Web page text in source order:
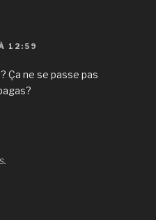
12:59
Ça ne se passe pas